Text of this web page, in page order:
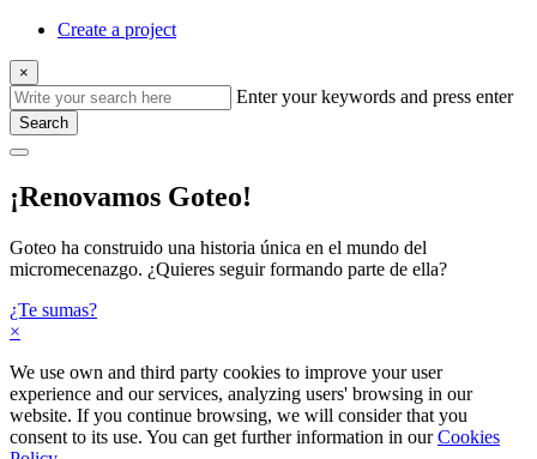
Create a project
×
Enter your keywords and press enter
Search
¡Renovamos Goteo!
Goteo ha construido una historia única en el mundo del
micromecenazgo. ¿Quieres seguir formando parte de ella?
¿Te sumas?
×
We use own and third party cookies to improve your user
experience and our services, analyzing users' browsing in our
website. If you continue browsing, we will consider that you
consent to its use. You can get further information in ourCookies